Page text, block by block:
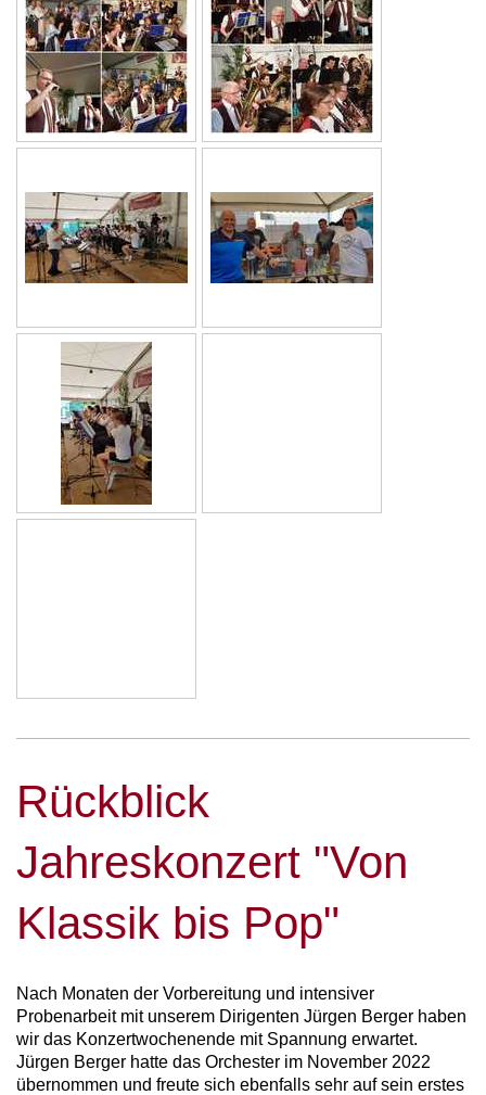
Rückblick
Jahreskonzert "Von
Klassik bis Pop"
Nach Monaten der Vorbereitung und intensiver
Probenarbeit mit unserem Dirigenten Jürgen Berger haben
wir das Konzertwochenende mit Spannung erwartet.
Jürgen Berger hatte das Orchester im November 2022
übernommen und freute sich ebenfalls sehr auf sein erstes